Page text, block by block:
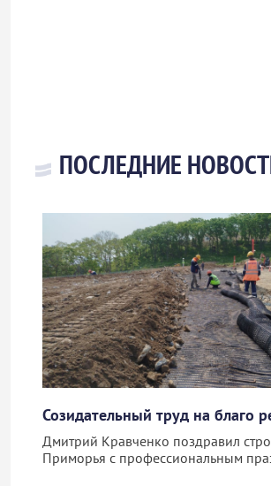
ПОСЛЕДНИЕ
Созидательный труд на благо
Дмитрий Кравченко поздравил
Приморья с профессиональным